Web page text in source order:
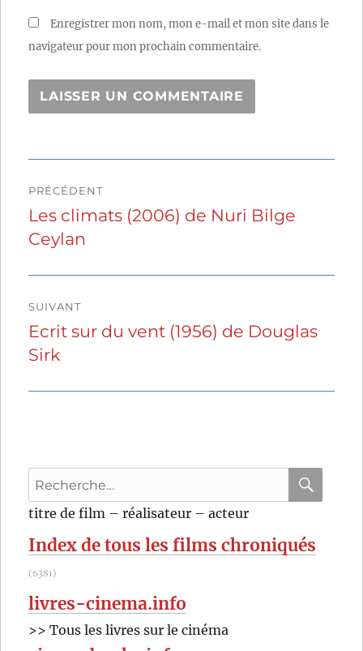
Enregistrer mon nom, mon e-mail et mon site dans le
navigateur pour mon prochain commentaire.
de
l’article
PRÉCÉDENT
Publication
précédente :
Les climats (2006) de Nuri Bilge
Ceylan
SUIVANT
Publication
suivante :
Ecrit sur du vent (1956) de Douglas
Sirk
Recherche
pour
:
titre de film – réalisateur – acteur
Index de tous les films chroniqués
(6381)
livres-cinema.info
>> Tous les livres sur le cinéma